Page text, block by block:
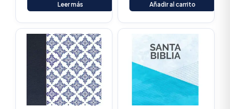
Leer más Añadir al carrito
Original
price
was:
$16.500.
Current
$15.675.